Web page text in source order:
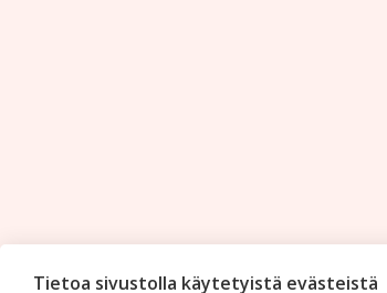
Tietoa sivustolla käytetyistä evästeistä